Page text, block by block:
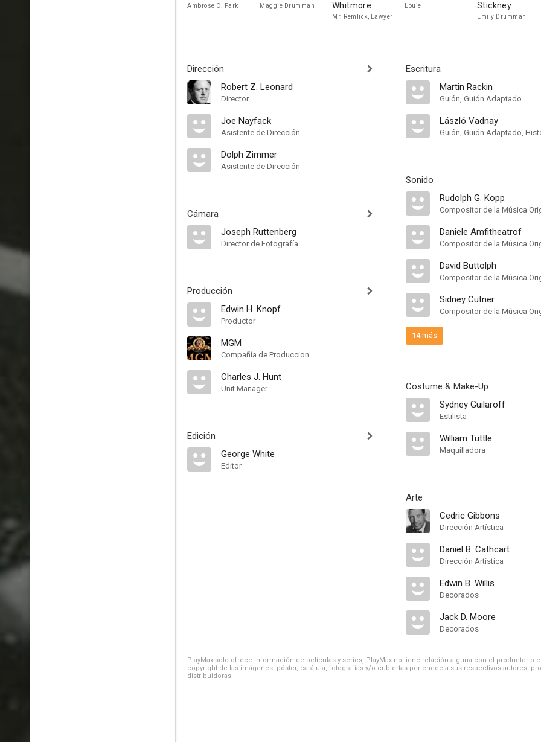
Ambrose C. Park Maggie Drumman
Whitmore
Mr. Remlick, Lawyer
Louie
Stickney
Emily Drumman
Dirección
Robert Z. Leonard
Director
Joe Nayfack
Asistente de Dirección
Dolph Zimmer
Asistente de Dirección
Cámara
Joseph Ruttenberg
Director de Fotografía
Producción
Edwin H. Knopf
Productor
MGM
Compañía de Produccion
Charles J. Hunt
Unit Manager
Edición
George White
Editor
Escritura
Martin Rackin
Guión, Guión Adaptado
László Vadnay
Guión, Guión Adaptado,
Sonido
Rudolph G. Kopp
Compositor de la Música
Daniele Amfitheatrof
Compositor de la Música
David Buttolph
Compositor de la Música
Sidney Cutner
Compositor de la Música
14 más
Costume & Make-Up
Sydney Guilaroff
Estilista
William Tuttle
Maquilladora
Arte
Cedric Gibbons
Dirección Artística
Daniel B. Cathcart
Dirección Artística
Edwin B. Willis
Decorados
Jack D. Moore
Decorados
PlayMax solo ofrece información de películas y series, PlayMax no tiene relación alguna con el productor o
copyright de las imágenes, póster, carátula, fotografías y/o cubiertas pertenece a sus respectivos autores,
distribuidoras.